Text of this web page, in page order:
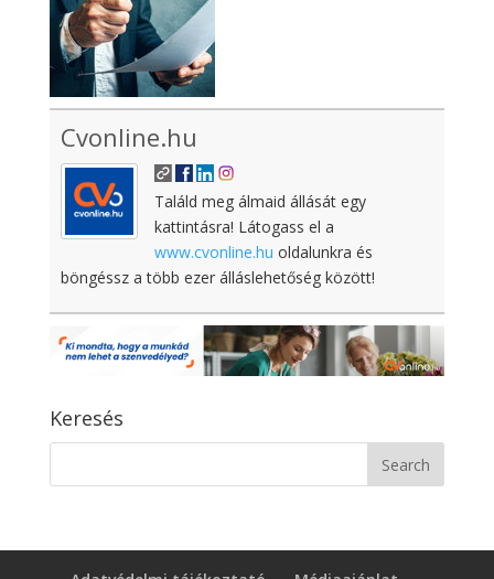
Cvonline.hu
Találd meg álmaid állását egy
kattintásra! Látogass el a
www.cvonline.hu oldalunkra és
böngéssz a több ezer álláslehetőség között!
Keresés